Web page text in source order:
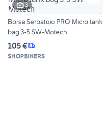
3
Borsa Serbatoio PRO Micro tank
bag 3-5 SW-Motech
105 €
SHOPBIKERS